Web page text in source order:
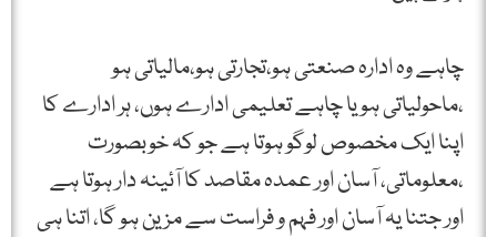
چاہے وہ ادارہ صنعتی ہو،تجارتی ہو،مالیاتی ہو
،ماحولیاتی ہو یا چاہے تعلیمی ادارے ہوں، ہر ادارے کا
اپنا ایک مخصوص لوگو ہوتا ہے جو کہ خوبصورت
،معلوماتی، آسان اور عمدہ مقاصد کا آئینہ دار ہوتا ہے
اور جتنا یہ آسان اور فہم و فراست سے مزین ہو گا، اتنا ہی